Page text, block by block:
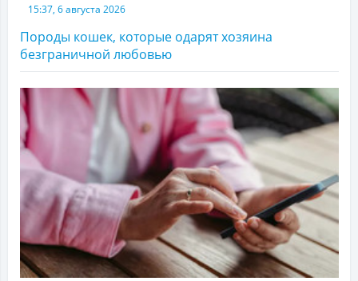
15:37, 6 августа 2026
Породы кошек, которые одарят хозяина
безграничной любовью